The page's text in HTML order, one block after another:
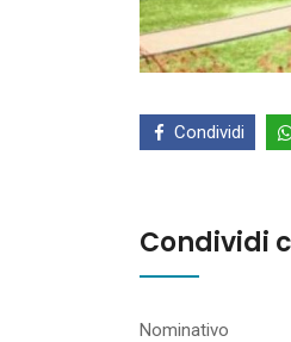
Condividi
Condividi
Nominativo